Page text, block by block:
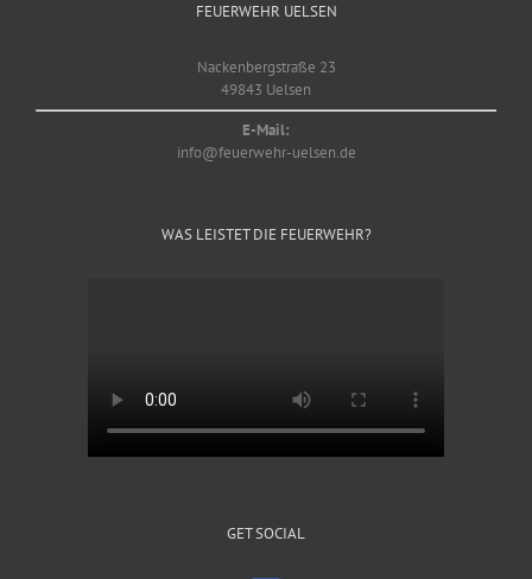
FEUERWEHR UELSEN
Nackenbergstraße 23
49843 Uelsen
E-Mail:
info@feuerwehr-uelsen.de
WAS LEISTET DIE FEUERWEHR?
GET SOCIAL